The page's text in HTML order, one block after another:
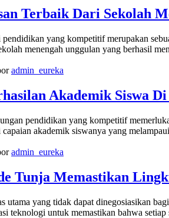
Terbaik Dari Sekolah
yang kompetitif merupakan
menengah unggulan yang berhasil
admin_eureka
Akademik Siswa
pendidikan yang kompetitif
akademik siswanya yang
admin_eureka
Tunja Memastikan
utama yang tidak dapat dinegosiasikan
teknologi untuk memastikan bahwa